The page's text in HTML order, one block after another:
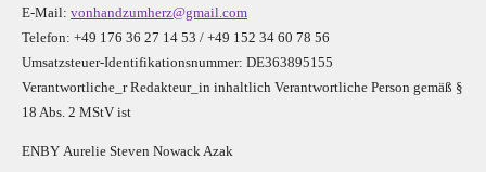
E-Mail: vonhandzumherz@gmail.com
Telefon: +49 176 36 27 14 53 / +49 152 34 60 78 56
Umsatzsteuer-Identifikationsnummer: DE363895155
Verantwortliche_r Redakteur_in inhaltlich Verantwortliche Person gemäß §
18 Abs. 2 MStV ist
ENBY Aurelie Steven Nowack Azak